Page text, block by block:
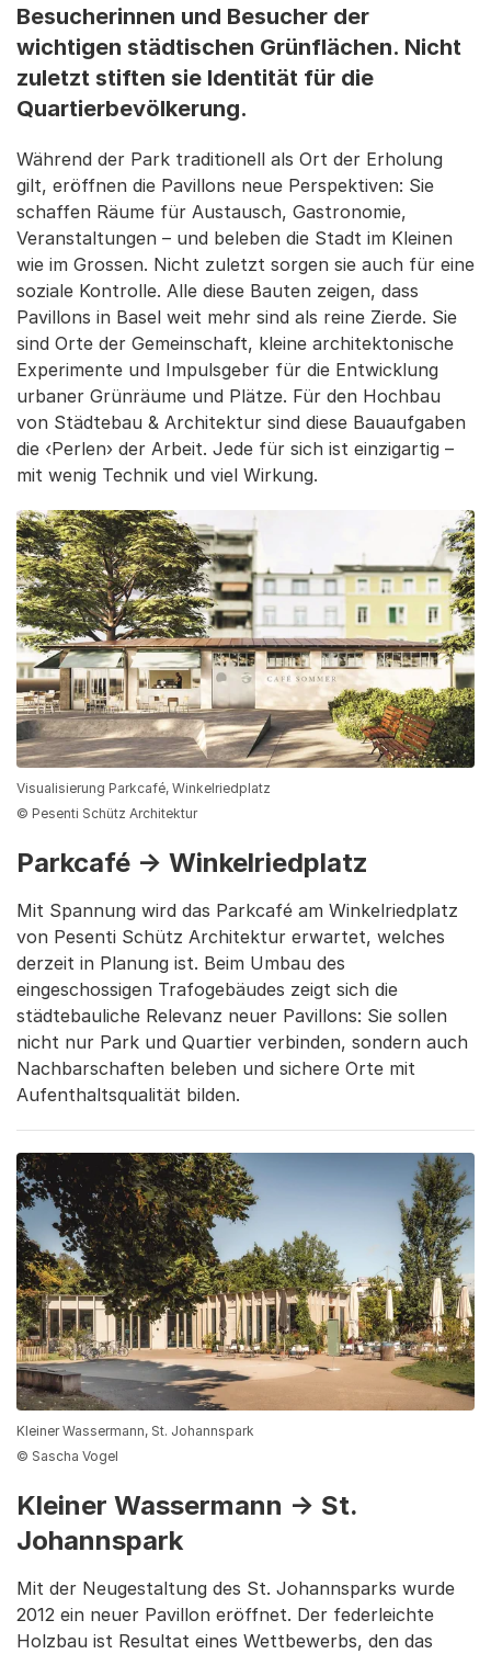
Besucherinnen und Besucher der
wichtigen städtischen Grünflächen. Nicht
zuletzt stiften sie Identität für die
Quartierbevölkerung.
Während der Park traditionell als Ort der Erholung
gilt, eröffnen die Pavillons neue Perspektiven: Sie
schaffen Räume für Austausch, Gastronomie,
Veranstaltungen – und beleben die Stadt im Kleinen
wie im Grossen. Nicht zuletzt sorgen sie auch für eine
soziale Kontrolle. Alle diese Bauten zeigen, dass
Pavillons in Basel weit mehr sind als reine Zierde. Sie
sind Orte der Gemeinschaft, kleine architektonische
Experimente und Impulsgeber für die Entwicklung
urbaner Grünräume und Plätze. Für den Hochbau
von Städtebau & Architektur sind diese Bauaufgaben
die ‹Perlen› der Arbeit. Jede für sich ist einzigartig –
mit wenig Technik und viel Wirkung.
Visualisierung Parkcafé, Winkelriedplatz
© Pesenti Schütz Architektur
Parkcafé → Winkelriedplatz
Mit Spannung wird das Parkcafé am Winkelriedplatz
von Pesenti Schütz Architektur erwartet, welches
derzeit in Planung ist. Beim Umbau des
eingeschossigen Trafogebäudes zeigt sich die
städtebauliche Relevanz neuer Pavillons: Sie sollen
nicht nur Park und Quartier verbinden, sondern auch
Nachbarschaften beleben und sichere Orte mit
Aufenthaltsqualität bilden.
Kleiner Wassermann, St. Johannspark
© Sascha Vogel
Kleiner Wassermann → St.
Johannspark
Mit der Neugestaltung des St. Johannsparks wurde
2012 ein neuer Pavillon eröffnet. Der federleichte
Holzbau ist Resultat eines Wettbewerbs, den das